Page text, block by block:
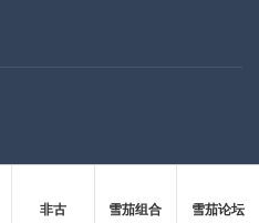
非古 雪茄组合 雪茄论坛